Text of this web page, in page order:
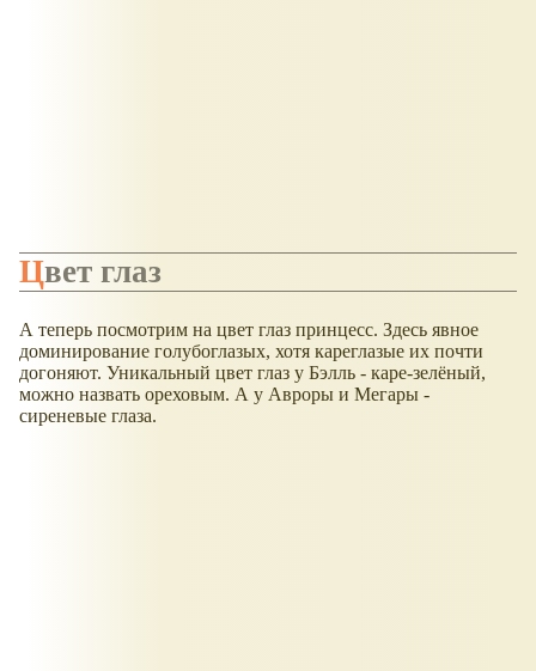
Цвет глаз
А теперь посмотрим на цвет глаз принцесс. Здесь явное
доминирование голубоглазых, хотя кареглазые их почти
догоняют. Уникальный цвет глаз у Бэлль - каре-зелёный,
можно назвать ореховым. А у Авроры и Мегары -
сиреневые глаза.